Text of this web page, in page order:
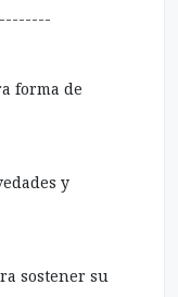
forma de
y
sostener su